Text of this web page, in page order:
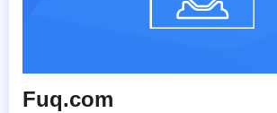
Fuq.com